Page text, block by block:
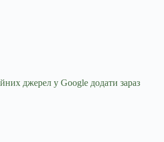
джерел у Google додати зараз